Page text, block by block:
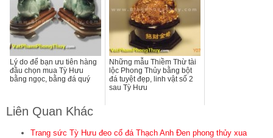
Lý do để bạn ưu tiên hàng
đầu chọn mua Tỳ Hưu
bằng ngọc, bằng đá quý
Những mẫu Thiềm Thừ tài
lộc Phong Thủy bằng bột
đá tuyệt đẹp, linh vật số 2
sau Tỳ Hưu
Liên Quan Khác
Trang sức Tỳ Hưu đeo cổ đá Thạch Anh Đen phong thủy xua